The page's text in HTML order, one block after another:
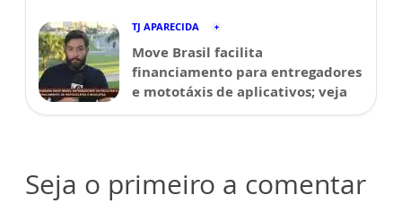
TJ APARECIDA
Move Brasil facilita
financiamento para entregadores
e mototáxis de aplicativos; veja
Seja o primeiro a comentar